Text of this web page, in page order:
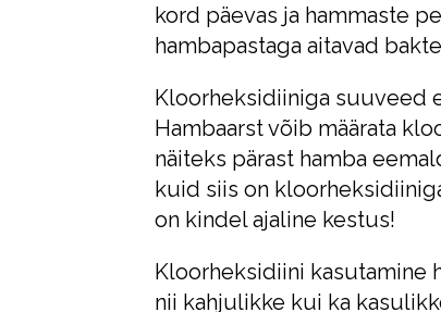
kord päevas ja hammaste
hambapastaga aitavad
Kloorheksidiiniga suuveed
Hambaarst võib määrata
näiteks pärast hamba
kuid siis on
on kindel ajaline kestus!
Kloorheksidiini kasutamine
nii kahjulikke kui ka